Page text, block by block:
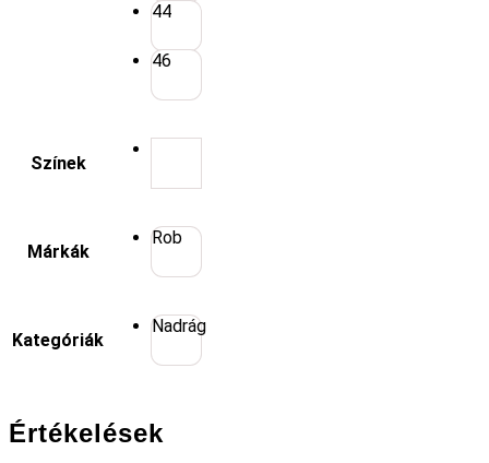
44
46
Színek
Márkák
Rob
Kategóriák
Nadrág
Értékelések